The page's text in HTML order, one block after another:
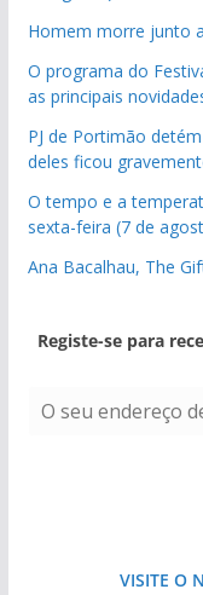
Homem morre junto
O programa do
as principais
PJ de Portimão
deles ficou
O tempo e a
sexta-feira (7 de
Ana Bacalhau, The
Registe-se para
VISITE O